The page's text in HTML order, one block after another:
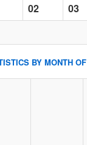
02 03
BY MONTH